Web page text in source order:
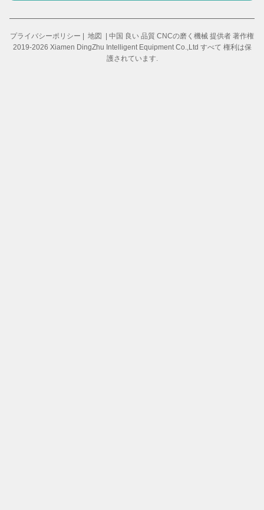
プライバシーポリシー | 地図
2019-2026 Xiamen DingZhu Intelligent Equipment Co.,Ltd すべて 権利は保
護されています.